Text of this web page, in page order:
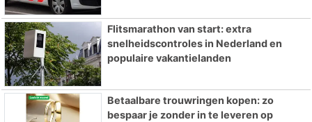
Flitsmarathon van start: extra
snelheidscontroles in Nederland en
populaire vakantielanden
Betaalbare trouwringen kopen: zo
bespaar je zonder in te leveren op